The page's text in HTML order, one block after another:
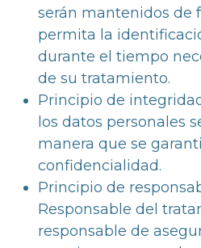
serán mantenidos de
permita la
durante el tiempo
de su tratamiento.
Principio de
los datos personales
manera que se
confidencialidad.
Principio de
Responsable del
responsable de